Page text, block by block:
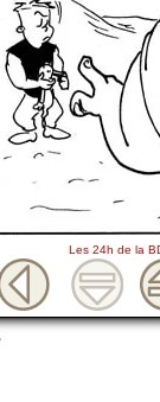
Les 24h de la